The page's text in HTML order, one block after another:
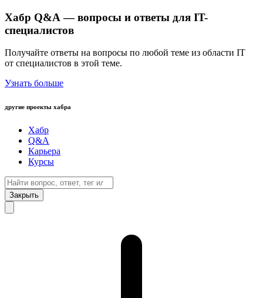
Хабр Q&A — вопросы и ответы для IT-
специалистов
Получайте ответы на вопросы по любой теме из области IT
от специалистов в этой теме.
Узнать больше
другие проекты хабра
Хабр
Q&A
Карьера
Курсы
Закрыть